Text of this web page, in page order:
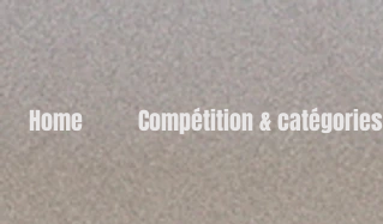
Home Compétition & catégories